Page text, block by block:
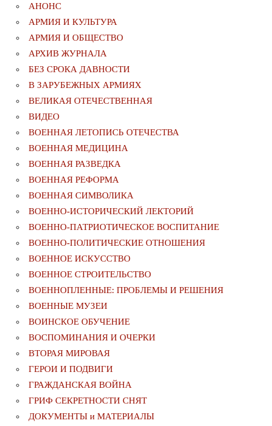
АНОНС
АРМИЯ И КУЛЬТУРА
АРМИЯ И ОБЩЕСТВО
АРХИВ ЖУРНАЛА
БЕЗ СРОКА ДАВНОСТИ
В ЗАРУБЕЖНЫХ АРМИЯХ
ВЕЛИКАЯ ОТЕЧЕСТВЕННАЯ
ВИДЕО
ВОЕННАЯ ЛЕТОПИСЬ ОТЕЧЕСТВА
ВОЕННАЯ МЕДИЦИНА
ВОЕННАЯ РАЗВЕДКА
ВОЕННАЯ РЕФОРМА
ВОЕННАЯ СИМВОЛИКА
ВОЕННО-ИСТОРИЧЕСКИЙ ЛЕКТОРИЙ
ВОЕННО-ПАТРИОТИЧЕСКОЕ ВОСПИТАНИЕ
ВОЕННО-ПОЛИТИЧЕСКИE ОТНОШЕНИЯ
ВОЕННОЕ ИСКУССТВО
ВОЕННОЕ СТРОИТЕЛЬСТВО
ВОЕННОПЛЕННЫЕ: ПРОБЛЕМЫ И РЕШЕНИЯ
ВОЕННЫЕ МУЗЕИ
ВОИНСКОЕ ОБУЧЕНИЕ
ВОСПОМИНАНИЯ И ОЧЕРКИ
ВТОРАЯ МИРОВАЯ
ГЕРОИ И ПОДВИГИ
ГРАЖДАНСКАЯ ВОЙНА
ГРИФ СЕКРЕТНОСТИ СНЯТ
ДОКУМЕНТЫ и МАТЕРИАЛЫ